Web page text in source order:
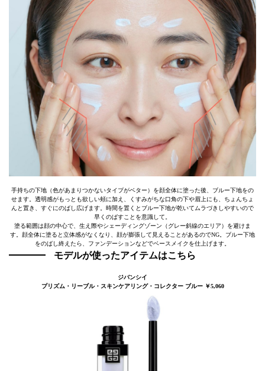
手持ちの下地（色があまりつかないタイプがベター）を顔全体に塗った後、ブルー下地をの
せます。透明感がもっとも欲しい頰に加え、くすみがちな口角の下や眉上にも、ちょんちょ
んと置き、すぐにのばし広げます。時間を置くとブルー下地が乾いてムラづきしやすいので
早くのばすことを意識して。
塗る範囲は顔の中心で、生え際やシェーディングゾーン（グレー斜線のエリア）を避けま
す。顔全体に塗ると立体感がなくなり、顔が膨張して見えることがあるのでNG。ブルー下地
をのばし終えたら、ファンデーションなどでベースメイクを仕上げます。
モデルが使ったアイテムはこちら
ジバンシイ
プリズム・リーブル・スキンケアリング・コレクター ブルー ￥5,060